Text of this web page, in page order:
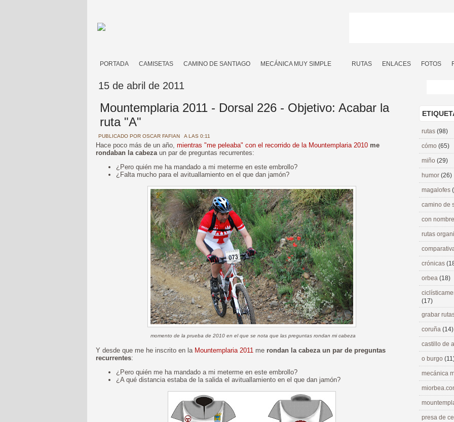
PORTADA CAMISETAS CAMINO DE SANTIAGO MECÁNICA MUY SIMPLE RUTAS ENLACES FOTOS
15 de abril de 2011
Mountemplaria 2011 - Dorsal 226 - Objetivo: Acabar la
ruta "A"
PUBLICADO POR OSCAR FAFIAN A LAS 0:11
Hace poco más de un año, mientras "me peleaba" con el recorrido de la Mountemplaria 2010 me
rondaban la cabezaun par de preguntas recurrentes:
¿Pero quién me ha mandado a mi meterme en este embrollo?
¿Falta mucho para el avituallamiento en el que dan jamón?
momento de la prueba de 2010 en el que se nota que las preguntas rondan mi cabeza
Y desde que me he inscrito en la Mountemplaria 2011 me rondan la cabeza un par de preguntas
recurrentes:
¿Pero quién me ha mandado a mi meterme en este embrollo?
¿A qué distancia estaba de la salida el avituallamiento en el que dan jamón?
rutas (98)
cómo (65)
miño (29)
humor (26)
magalofes
camino de
con
rutas
crónicas
orbea (18)
(17)
grabar
coruña (14)
castillo de
o burgo
mecánica
presa de